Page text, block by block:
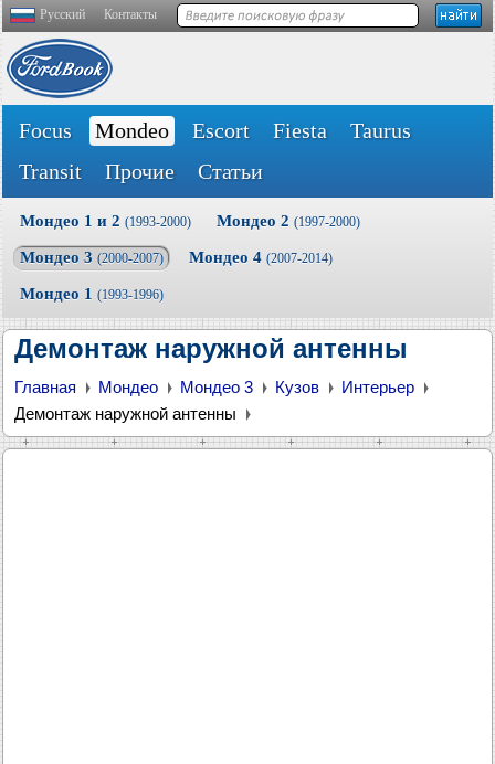
Русский Контакты
Focus Mondeo Escort Fiesta
Taurus
Transit
Прочие Статьи
Мондео 1 и 2 (1993-2000) Мондео 2 (1997-2000)
Мондео 3 (2000-2007) Мондео 4 (2007-2014)
Мондео 1 (1993-1996)
Демонтаж наружной антенны
Главная Мондео Мондео 3 Кузов
Интерьер
Демонтаж наружной антенны